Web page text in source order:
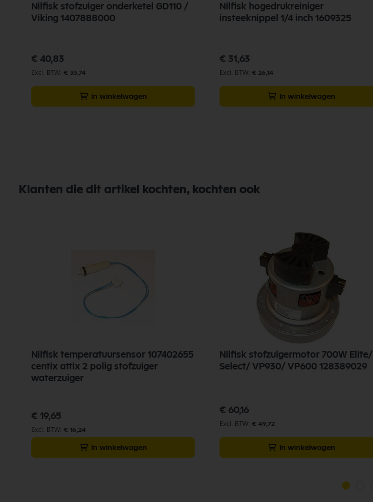
Nilfisk stofzuiger onderketel GD110 /
Viking 1407888000
€ 40,83
€ 33,74
In winkelwagen
Nilfisk hogedrukreiniger
insteeknippel 1/4 inch 1609325
€ 31,63
€ 26,14
In winkelwagen
Klanten die dit artikel kochten, kochten ook
Nilfisk temperatuursensor 107402655
centix attix 2 polig stofzuiger
waterzuiger
€ 19,65
€ 16,24
In winkelwagen
Nilfisk stofzuigermotor 700W Elite/
Select/ VP930/ VP600 128389029
€ 60,16
€ 49,72
In winkelwagen